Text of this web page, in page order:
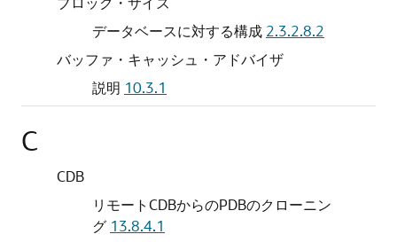
データベースに対する構成 2.3.2.8.2
バッファ・キャッシュ・アドバイザ
説明 10.3.1
C
CDB
リモートCDBからのPDBのクローニン
グ 13.8.4.1